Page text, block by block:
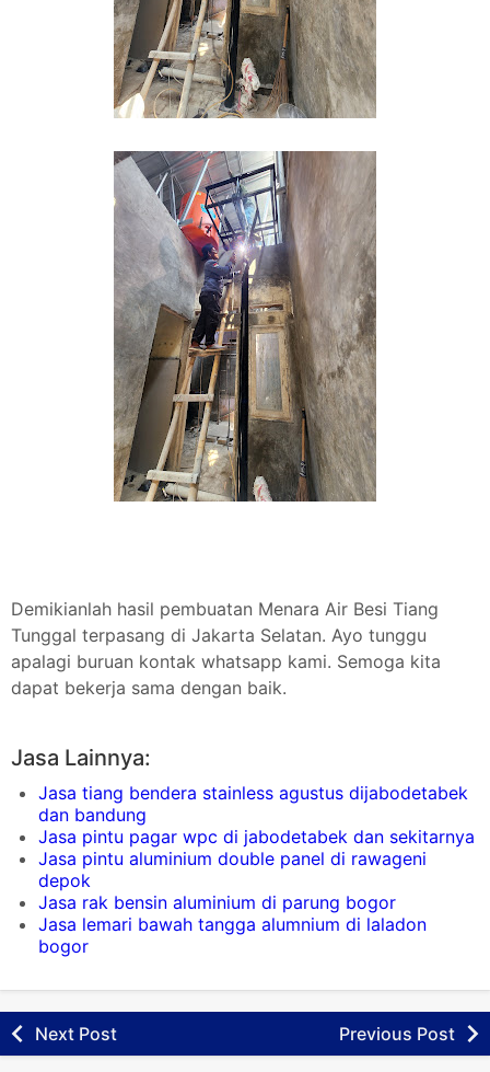
Demikianlah hasil pembuatan Menara Air Besi Tiang
Tunggal terpasang di Jakarta Selatan. Ayo tunggu
apalagi buruan kontak whatsapp kami. Semoga kita
dapat bekerja sama dengan baik.
Jasa Lainnya:
Jasa tiang bendera stainless agustus dijabodetabek
dan bandung
Jasa pintu pagar wpc di jabodetabek dan sekitarnya
Jasa pintu aluminium double panel di rawageni
depok
Jasa rak bensin aluminium di parung bogor
Jasa lemari bawah tangga alumnium di laladon
bogor
Next Post Previous Post